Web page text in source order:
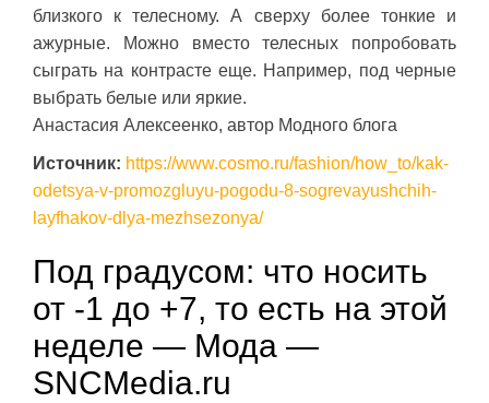
близкого к телесному. А сверху более тонкие и
ажурные. Можно вместо телесных попробовать
сыграть на контрасте еще. Например, под черные
выбрать белые или яркие.
Анастасия Алексеенко, автор Модного блога
Источник: https://www.cosmo.ru/fashion/how_to/kak-
odetsya-v-promozgluyu-pogodu-8-sogrevayushchih-
layfhakov-dlya-mezhsezonya/
Под градусом: что носить
от -1 до +7, то есть на этой
неделе — Мода —
SNCMedia.ru